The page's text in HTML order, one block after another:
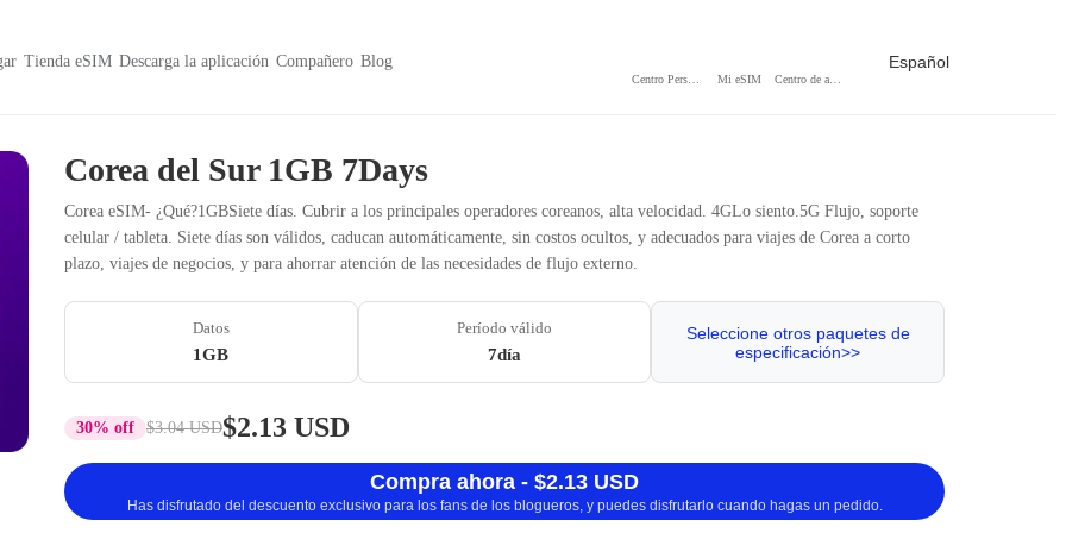
Tienda eSIM Descarga la aplicación Compañero Blog
Mi eSIM
Español
Corea del Sur 1GB 7Days
Corea eSIM- ¿Qué?1GBSiete días. Cubrir a los principales operadores coreanos, alta velocidad. 4GLo siento.5G Flujo, soporte
celular / tableta. Siete días son válidos, caducan automáticamente, sin costos ocultos, y adecuados para viajes de Corea a corto
plazo, viajes de negocios, y para ahorrar atención de las necesidades de flujo externo.
Datos
1GB
Período válido
7día
Seleccione otros paquetes de
especificación>>
30% off $3.04 USD$2.13 USD
Compra ahora - $2.13 USD
Has disfrutado del descuento exclusivo para los fans de los blogueros, y puedes disfrutarlo cuando hagas un pedido.